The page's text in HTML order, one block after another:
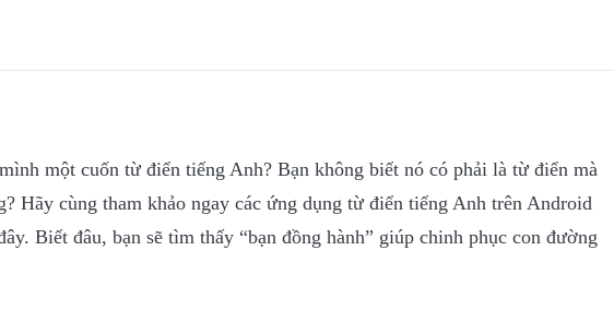
một cuốn từ điển tiếng Anh? Bạn không biết nó có phải là từ điển mà
Hãy cùng tham khảo ngay các ứng dụng từ điển tiếng Anh trên Android
Biết đâu, bạn sẽ tìm thấy “bạn đồng hành” giúp chinh phục con đường